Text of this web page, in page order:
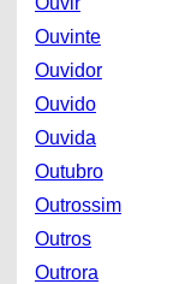
Ouvinte
Ouvidor
Ouvido
Ouvida
Outubro
Outrossim
Outros
Outrora